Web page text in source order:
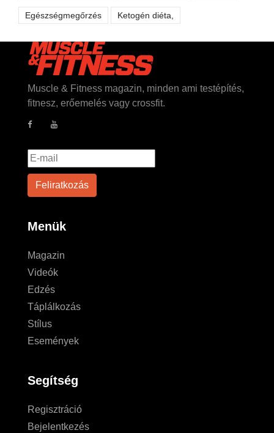
Egészségmegőrzés Ketogén diéta,
Muscle & Fitness magazin, minden ami testépítés,
fitnesz, erőemelés vagy crossfit.
Menük
Magazin
Videók
Edzés
Táplálkozás
Stílus
Események
Segítség
Regisztráció
Bejelentkezés